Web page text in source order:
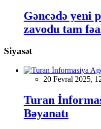
Gəncədə yeni
zavodu tam
Siyasət
20 Fevral 2025,
Turan
Bəyanatı